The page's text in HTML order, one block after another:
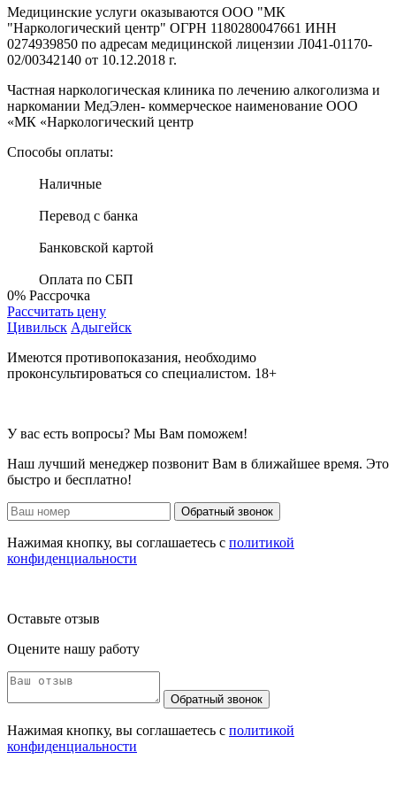
Медицинские услуги оказываются ООО "МК
"Наркологический центр" ОГРН 1180280047661 ИНН
0274939850 по адресам медицинской лицензии Л041-01170-
02/00342140 от 10.12.2018 г.
Частная наркологическая клиника по лечению алкоголизма и
наркомании МедЭлен- коммерческое наименование ООО
«МК «Наркологический центр
Способы оплаты:
Наличные
Перевод с банка
Банковской картой
Оплата по СБП
0% Рассрочка
Рассчитать цену
Цивильск Адыгейск
Имеются противопоказания, необходимо
проконсультироваться со специалистом. 18+
У вас есть вопросы? Мы Вам поможем!
Наш лучший менеджер позвонит Вам в ближайшее время. Это
быстро и бесплатно!
Обратный звонок
Нажимая кнопку, вы соглашаетесь с политикой
конфиденциальности
Оставьте отзыв
Оцените нашу работу
Обратный звонок
Нажимая кнопку, вы соглашаетесь с политикой
конфиденциальности